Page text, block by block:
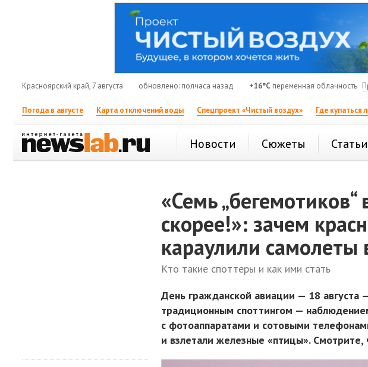
Красноярский край, 7 августа обновлено: полчаса назад +16°C переменная облачность
Погода в августе Карта отключений воды Спецпроект «Чистый воздух» Где купаться
Новости Сюжеты Статьи
«Семь
скорее!»: зачем
караулили самолеты
Кто такие споттеры и как ими стать
День гражданской авиации — 18 августа
традиционным споттингом —
с фотоаппаратами и сотовыми
и взлетали железные «птицы». Смотрите,